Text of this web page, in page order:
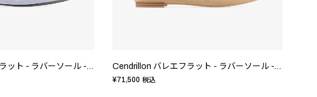
Cendrillon バレエフラット - ラバーソール - EUサイズ Cendrillon バレエフラット - ラバーソール - EUサイズ
¥71,500 税込